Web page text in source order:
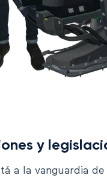
y
a la vanguardia de